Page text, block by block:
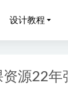
设计教程
源22